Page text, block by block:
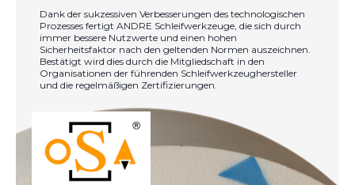
Dank der sukzessiven Verbesserungen des technologischen
Prozesses fertigt ANDRE Schleifwerkzeuge, die sich durch
immer bessere Nutzwerte und einen hohen
Sicherheitsfaktor nach den geltenden Normen auszeichnen.
Bestätigt wird dies durch die Mitgliedschaft in den
Organisationen der führenden Schleifwerkzeughersteller
und die regelmäßigen Zertifizierungen.